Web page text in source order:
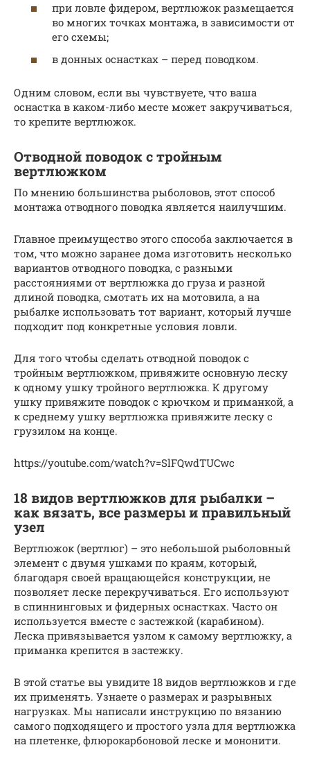
при ловле фидером, вертлюжок размещается
во многих точках монтажа, в зависимости от
его схемы;
в донных оснастках – перед поводком.
Одним словом, если вы чувствуете, что ваша
оснастка в каком-либо месте может закручиваться,
то крепите вертлюжок.
Отводной поводок с тройным
вертлюжком
По мнению большинства рыболовов, этот способ
монтажа отводного поводка является наилучшим.
Главное преимущество этого способа заключается в
том, что можно заранее дома изготовить несколько
вариантов отводного поводка, с разными
расстояниями от вертлюжка до груза и разной
длиной поводка, смотать их на мотовила, а на
рыбалке использовать тот вариант, который лучше
подходит под конкретные условия ловли.
Для того чтобы сделать отводной поводок с
тройным вертлюжком, привяжите основную леску
к одному ушку тройного вертлюжка. К другому
ушку привяжите поводок с крючком и приманкой, а
к среднему ушку вертлюжка привяжите леску с
грузилом на конце.
https://youtube.com/watch?v=SlFQwdTUCwc
18 видов вертлюжков для рыбалки –
как вязать, все размеры и правильный
узел
Вертлюжок (вертлюг) – это небольшой рыболовный
элемент с двумя ушками по краям, который,
благодаря своей вращающейся конструкции, не
позволяет леске перекручиваться. Его используют
в спиннинговых и фидерных оснастках. Часто он
используется вместе с застежкой (карабином).
Леска привязывается узлом к самому вертлюжку, а
приманка крепится в застежку.
В этой статье вы увидите 18 видов вертлюжков и где
их применять. Узнаете о размерах и разрывных
нагрузках. Мы написали инструкцию по вязанию
самого подходящего и простого узла для вертлюжка
на плетенке, флюрокарбоновой леске и мононити.